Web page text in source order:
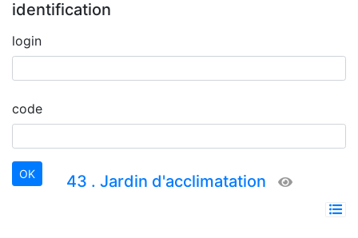
identification
login
code
43 . Jardin d'acclimatation